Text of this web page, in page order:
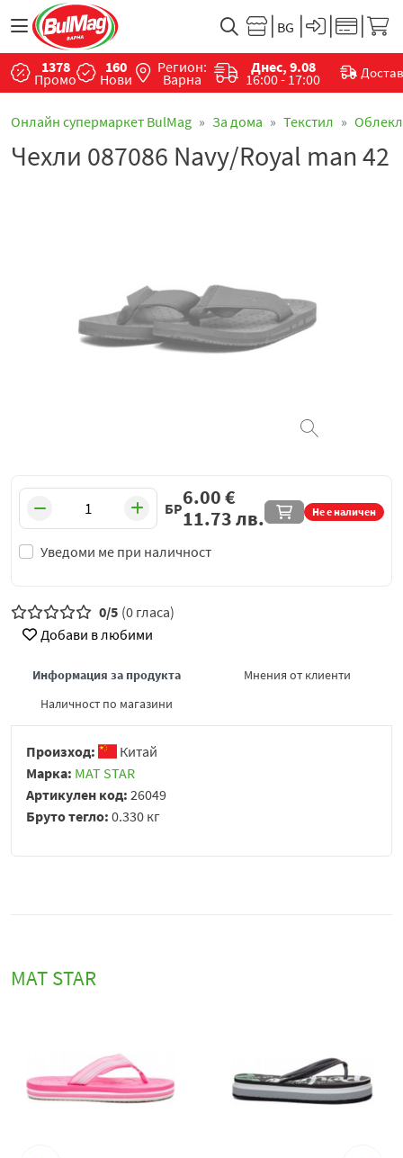
1378
Промо
160
Нови
Регион:
Варна
Днес, 9.08
16:00 - 17:00
Онлайн супермаркет BulMag За дома Текстил
Чехли 087086 Navy/Royal man 42
БР Не е наличен
Уведоми ме при наличност
6.00€
11.73лв.
0/5 (0 гласа)
Добави в любими
Информация за продукта
Мнения от клиенти
Наличност по магазини
Произход:
Китай
Марка: MAT STAR
Артикулен код: 26049
Бруто тегло: 0.330 кг
MAT STAR